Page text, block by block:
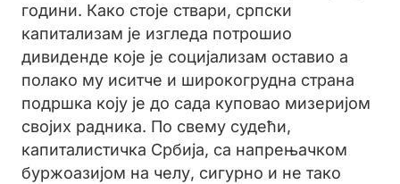
години. Како стоје ствари, српски
капитализам је изгледа потрошио
дивиденде које је социјализам оставио а
полако му иситче и широкогрудна страна
подршка коју је до сада куповао мизеријом
својих радника. По свему судећи,
капиталистичка Србија, са напрењачком
буржоазијом на челу, сигурно и не тако